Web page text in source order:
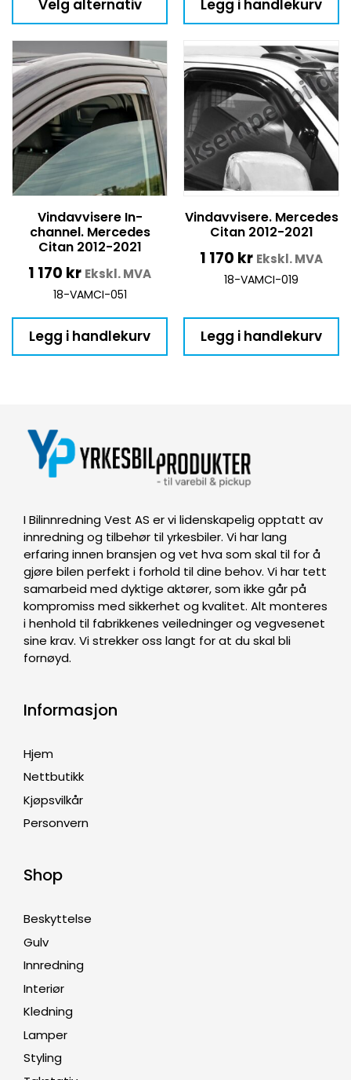
Velg alternativ Legg i handlekurv
Vindavvisere In-
channel. Mercedes
Citan 2012-2021
1 170 kr Ekskl. MVA
18-VAMCI-051
Legg i handlekurv
Vindavvisere. Mercedes
Citan 2012-2021
1 170 kr Ekskl. MVA
18-VAMCI-019
Legg i handlekurv
I Bilinnredning Vest AS er vi lidenskapelig opptatt av
innredning og tilbehør til yrkesbiler. Vi har lang
erfaring innen bransjen og vet hva som skal til for å
gjøre bilen perfekt i forhold til dine behov. Vi har tett
samarbeid med dyktige aktører, som ikke går på
kompromiss med sikkerhet og kvalitet. Alt monteres
i henhold til fabrikkenes veiledninger og vegvesenet
sine krav. Vi strekker oss langt for at du skal bli
fornøyd.
Informasjon
Hjem
Nettbutikk
Kjøpsvilkår
Personvern
Shop
Beskyttelse
Gulv
Innredning
Interiør
Kledning
Lamper
Styling